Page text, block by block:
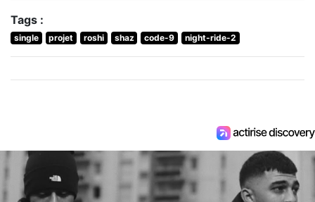
Tags :
single projet roshi shaz code-9 night-ride-2